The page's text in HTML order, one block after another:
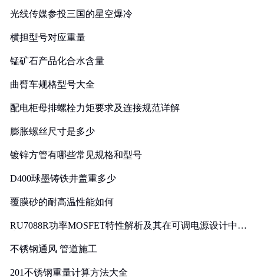
光线传媒参投三国的星空爆冷
横担型号对应重量
锰矿石产品化合水含量
曲臂车规格型号大全
配电柜母排螺栓力矩要求及连接规范详解
膨胀螺丝尺寸是多少
镀锌方管有哪些常见规格和型号
D400球墨铸铁井盖重多少
覆膜砂的耐高温性能如何
RU7088R功率MOSFET特性解析及其在可调电源设计中的
不锈钢通风 管道施工
201不锈钢重量计算方法大全